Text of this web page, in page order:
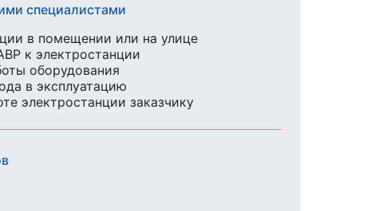
специалистами
в помещении или на улице
к электростанции
оборудования
в эксплуатацию
электростанции заказчику